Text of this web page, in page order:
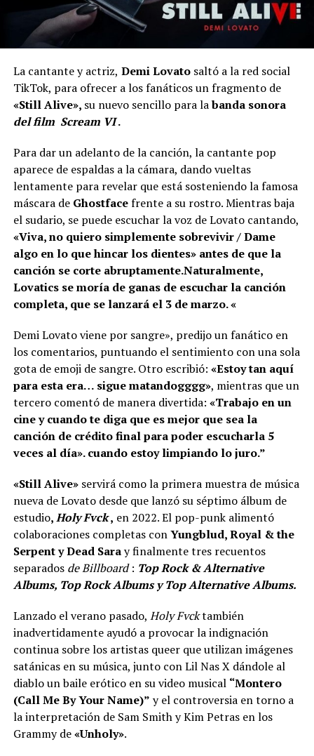
La cantante y actriz, Demi Lovato saltó a la red social
TikTok, para ofrecer a los fanáticos un fragmento de
«Still Alive», su nuevo sencillo para labanda sonora
del film Scream VI.
Para dar un adelanto de la canción, la cantante pop
aparece de espaldas a la cámara, dando vueltas
lentamente para revelar que está sosteniendo la famosa
máscara de Ghostfacefrente a su rostro. Mientras baja
el sudario, se puede escuchar la voz de Lovato cantando,
«Viva, no quiero simplemente sobrevivir / Dame
algo en lo que hincar los dientes» antes de que la
canción se corte abruptamente.Naturalmente,
Lovatics se moría de ganas de escuchar la canción
completa, que se lanzará el 3 de marzo. «
Demi Lovato viene por sangre», predijo un fanático en
los comentarios, puntuando el sentimiento con una sola
gota de emoji de sangre. Otro escribió: «Estoy tan aquí
para esta era… sigue matandogggg», mientras que un
tercero comentó de manera divertida: «Trabajo en un
cine y cuando te diga que es mejor que sea la
canción de crédito final para poder escucharla 5
veces al día». cuando estoy limpiando lo juro.”
«Still Alive» servirá como la primera muestra de música
nueva de Lovato desde que lanzó su séptimo álbum de
estudio,Holy Fvck, en 2022. El pop-punk alimentó
colaboraciones completas conYungblud, Royal & the
Serpent y Dead Saray finalmente tres recuentos
separados de Billboard: Top Rock & Alternative
Albums, Top Rock Albums y Top Alternative Albums.
Lanzado el verano pasado, Holy Fvcktambién
inadvertidamente ayudó a provocar la indignación
continua sobre los artistas queer que utilizan imágenes
satánicas en su música, junto con Lil Nas X dándole al
diablo un baile erótico en su video musical “Montero
(Call Me By Your Name)” y el controversia en torno a
la interpretación de Sam Smith y Kim Petras en los
Grammy de«Unholy».